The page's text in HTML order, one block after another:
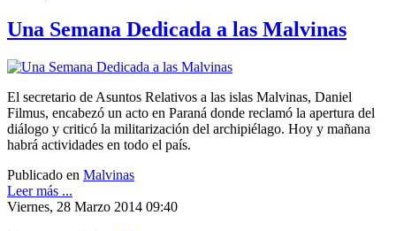
Una Semana Dedicada a las Malvinas
El secretario de Asuntos Relativos a las islas Malvinas, Daniel
Filmus, encabezó un acto en Paraná donde reclamó la apertura del
diálogo y criticó la militarización del archipiélago. Hoy y mañana
habrá actividades en todo el país.
Publicado en Malvinas
Leer más ...
Viernes, 28 Marzo 2014 09:40